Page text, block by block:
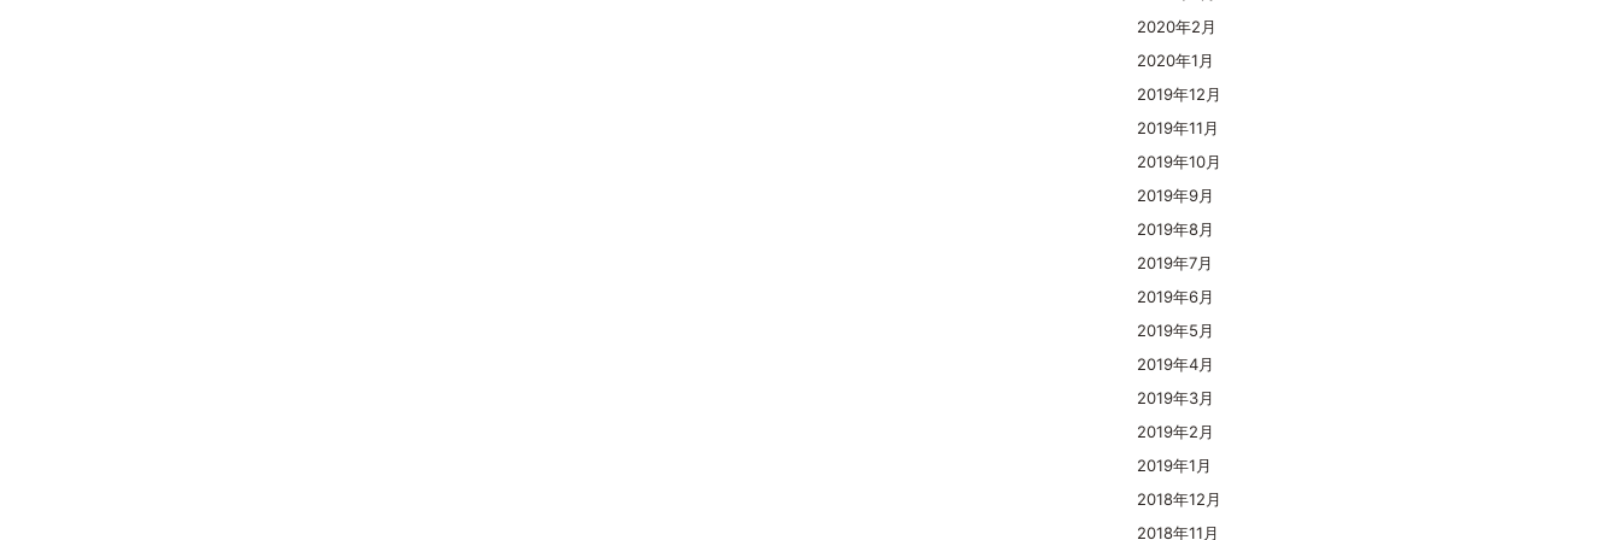
2020年2月
2020年1月
2019年12月
2019年11月
2019年10月
2019年9月
2019年8月
2019年7月
2019年6月
2019年5月
2019年4月
2019年3月
2019年2月
2019年1月
2018年12月
2018年11月